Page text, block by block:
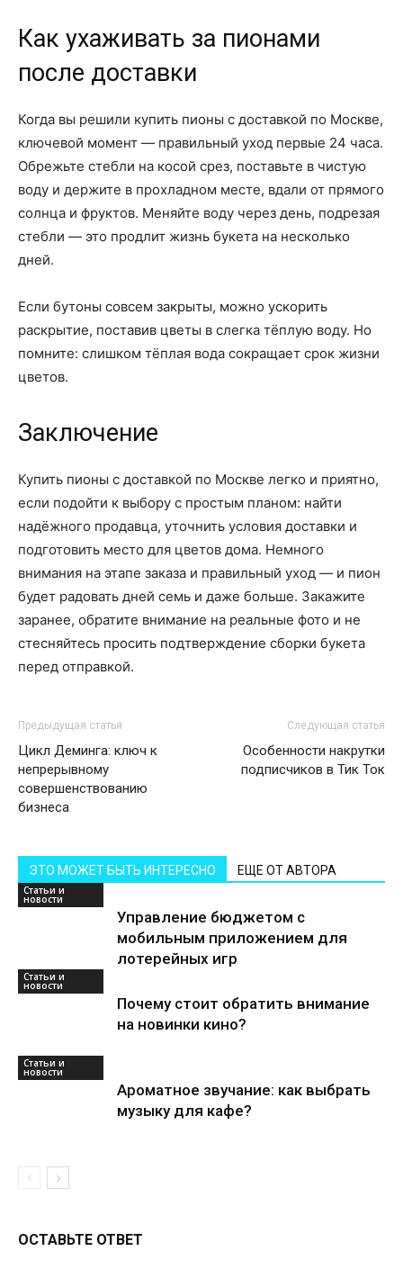
Как ухаживать за пионами
после доставки
Когда вы решили купить пионы с доставкой по Москве,
ключевой момент — правильный уход первые 24 часа.
Обрежьте стебли на косой срез, поставьте в чистую
воду и держите в прохладном месте, вдали от прямого
солнца и фруктов. Меняйте воду через день, подрезая
стебли — это продлит жизнь букета на несколько
дней.
Если бутоны совсем закрыты, можно ускорить
раскрытие, поставив цветы в слегка тёплую воду. Но
помните: слишком тёплая вода сокращает срок жизни
цветов.
Заключение
Купить пионы с доставкой по Москве легко и приятно,
если подойти к выбору с простым планом: найти
надёжного продавца, уточнить условия доставки и
подготовить место для цветов дома. Немного
внимания на этапе заказа и правильный уход — и пион
будет радовать дней семь и даже больше. Закажите
заранее, обратите внимание на реальные фото и не
стесняйтесь просить подтверждение сборки букета
перед отправкой.
Предыдущая статья
Цикл Деминга: ключ к
непрерывному
совершенствованию
бизнеса
Следующая статья
Особенности накрутки
подписчиков в Тик Ток
ЭТО МОЖЕТ БЫТЬ ИНТЕРЕСНО ЕЩЕ ОТ АВТОРА
Статьи и
новости
Управление бюджетом с
мобильным приложением для
лотерейных игр
Статьи и
новости
Почему стоит обратить внимание
на новинки кино?
Статьи и
новости
Ароматное звучание: как выбрать
музыку для кафе?
ОСТАВЬТЕ ОТВЕТ